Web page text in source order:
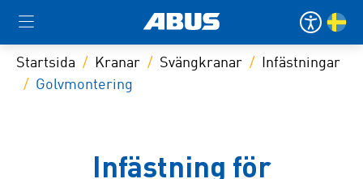
Startsida Kranar Svängkranar
Infästningar
Golvmontering
Infästning för